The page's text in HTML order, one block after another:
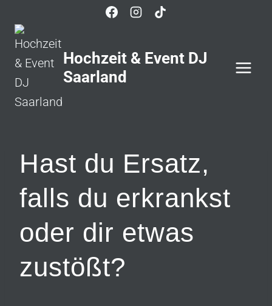
Inhalt
springen
Hochzeit & Event DJ
Saarland
Hast du Ersatz,
falls du erkrankst
oder dir etwas
zustößt?